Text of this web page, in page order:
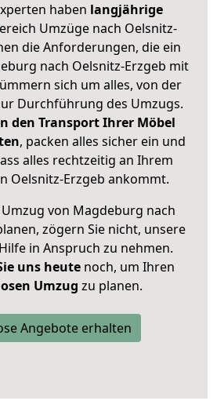
haben langjährige
Umzüge nach Oelsnitz-
die Anforderungen, die ein
nach Oelsnitz-Erzgeb mit
sich um alles, von der
Durchführung des Umzugs.
den Transport Ihrer Möbel
, packen alles sicher ein und
alles rechtzeitig an Ihrem
Oelsnitz-Erzgeb ankommt.
von Magdeburg nach
zögern Sie nicht, unsere
in Anspruch zu nehmen.
uns heutenoch, um Ihren
Umzug zu planen.
Angebote erhalten